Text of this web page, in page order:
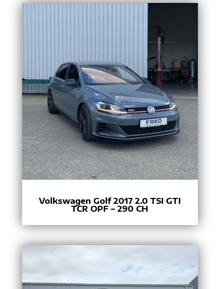
Volkswagen Golf 2017 2.0 TSI GTI
TCR OPF – 290 CH